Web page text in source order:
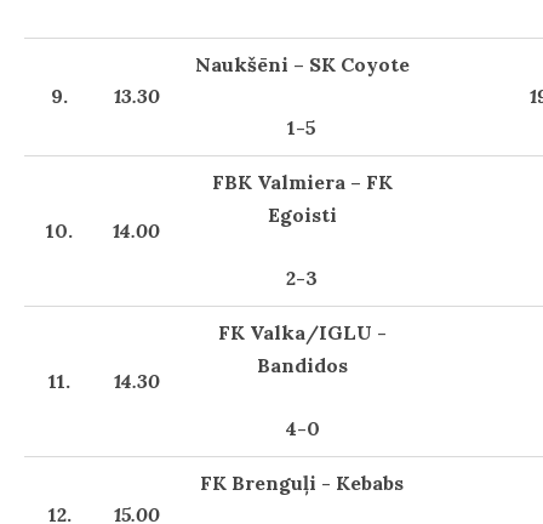
9. 13.30
Naukšēni – SK Coyote
1-5
10. 14.00
FBK Valmiera – FK
Egoisti
2-3
11. 14.30
FK Valka/IGLU -
Bandidos
4-0
12. 15.00
FK Brenguļi - Kebabs